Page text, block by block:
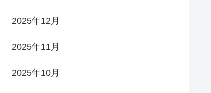
2025年12月
2025年11月
2025年10月